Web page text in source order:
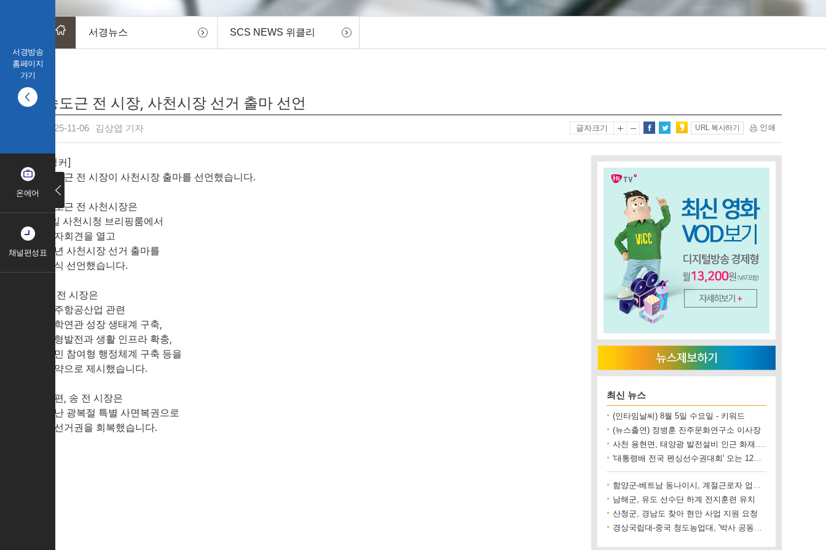
서경방송
홈페이지
가기
온에어
채널편성표
서경뉴스 SCS NEWS 위클리
송도근 전 시장, 사천시장 선거 출마 선언
2025-11-06 김상엽 기자 글자크기 URL 복사하기 인쇄
[앵커]
송도근 전 시장이 사천시장 출마를 선언했습니다.
송도근 전 사천시장은
6일 사천시청 브리핑룸에서
기자회견을 열고
내년 사천시장 선거 출마를
공식 선언했습니다.
송 전 시장은
우주항공산업 관련
산학연관 성장 생태계 구축,
균형발전과 생활 인프라 확충,
시민 참여형 행정체계 구축 등을
공약으로 제시했습니다.
한편, 송 전 시장은
지난 광복절 특별 사면복권으로
피선거권을 회복했습니다.
최신 뉴스
(인타임날씨) 8월 5일 수요일 - 키워드
(뉴스출연) 정병훈 진주문화연구소 이사장
사천 용현면, 태양광 발전설비 인근 화재..재산 피해 500만 원 상당
'대통령배 전국 펜싱선수권대회' 오는 12일 진주에서 개최
함양군-베트남 동나이시, 계절근로자 업무협약 체결
남해군, 유도 선수단 하계 전지훈련 유치
산청군, 경남도 찾아 현안 사업 지원 요청
경상국립대-중국 청도농업대, '박사 공동양성' 업무협약 체결